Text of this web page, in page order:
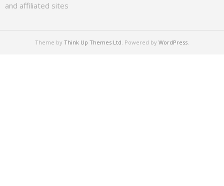
and affiliated sites
Theme by Think Up Themes Ltd. Powered by WordPress.